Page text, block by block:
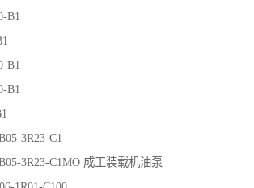
B1
B1
B1
3R23-C1
3R23-C1MO 成工装载机油泵